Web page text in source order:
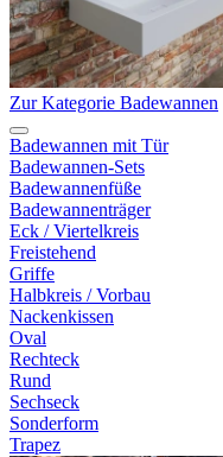
Zur Kategorie Badewannen
Badewannen mit Tür
Badewannen-Sets
Badewannenfüße
Badewannenträger
Eck / Viertelkreis
Freistehend
Griffe
Halbkreis / Vorbau
Nackenkissen
Oval
Rechteck
Rund
Sechseck
Sonderform
Trapez